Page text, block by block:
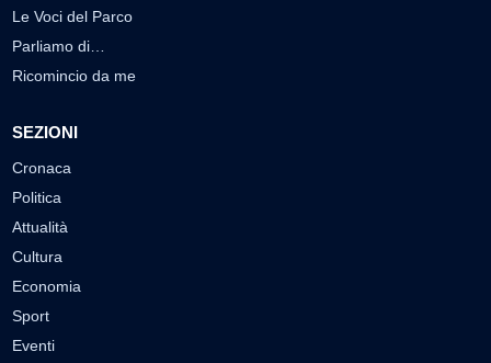
Le Voci del Parco
Parliamo di…
Ricomincio da me
SEZIONI
Cronaca
Politica
Attualità
Cultura
Economia
Sport
Eventi